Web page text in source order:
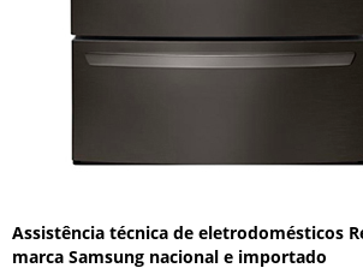
Assistência técnica de eletrodomésticos
marca Samsung nacional e importado